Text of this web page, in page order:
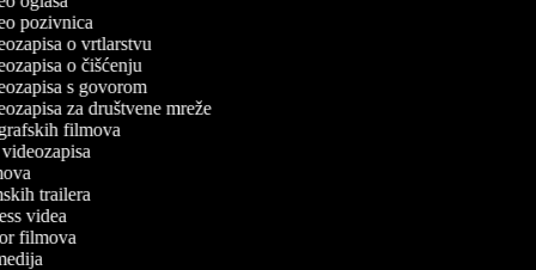
pozivnica
o vrtlarstvu
o čišćenju
s govorom
za društvene mreže
filmova
videozapisa
trailera
videa
filmova